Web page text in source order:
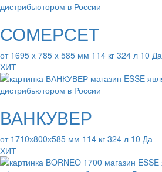
СОМЕРСЕТ
от 1695 x 785 x 585 мм 114 кг 324 л 10 Да
ХИТ
ВАНКУВЕР
от 1710х800х585 мм 114 кг 324 л 10 Да
ХИТ